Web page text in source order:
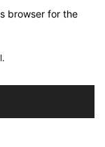
browser for the